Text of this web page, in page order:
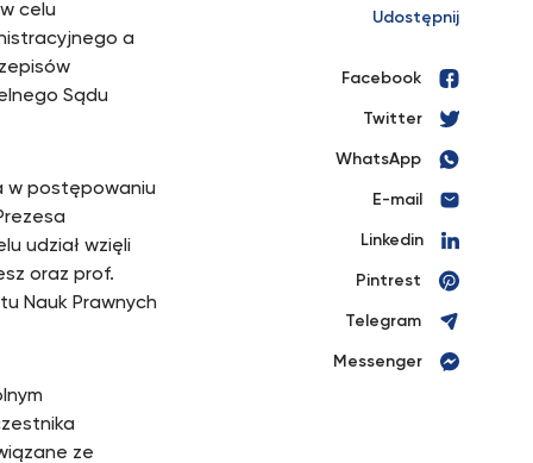
celu
a
Sądu
w postępowaniu
udział wzięli
oraz prof.
Nauk Prawnych
ze
Udostępnij
Facebook
Twitter
WhatsApp
E-mail
Linkedin
Pintrest
Telegram
Messenger